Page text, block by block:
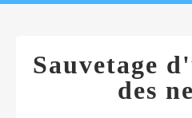
Sauvetage
des